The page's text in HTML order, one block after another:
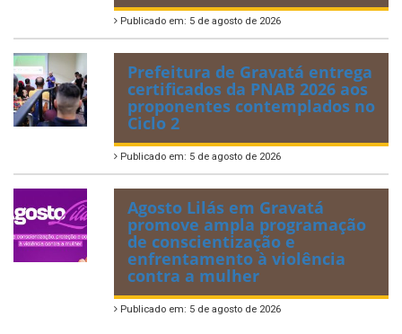
Publicado em: 5 de agosto de 2026
Prefeitura de Gravatá entrega
certificados da PNAB 2026 aos
proponentes contemplados no
Ciclo 2
Publicado em: 5 de agosto de 2026
Agosto Lilás em Gravatá
promove ampla programação
de conscientização e
enfrentamento à violência
contra a mulher
Publicado em: 5 de agosto de 2026